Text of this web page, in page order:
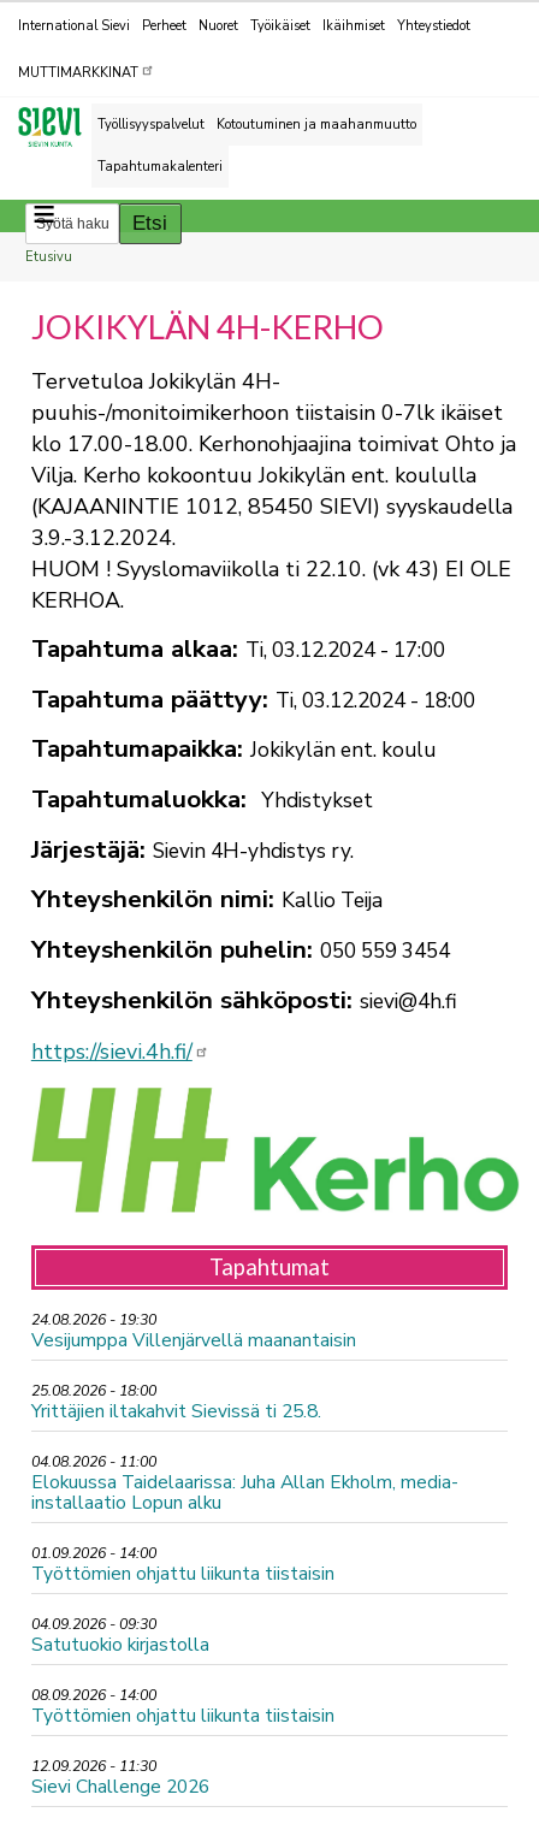
Kohderyhmät
International Sievi Perheet Nuoret Työikäiset Ikäihmiset Yhteystiedot
MUTTIMARKKINAT
Työllisyyspalvelut Kotoutuminen ja maahanmuutto
Tapahtumakalenteri
Breadcrumbs
You
here:
Etusivu
JOKIKYLÄN 4H-KERHO
Tervetuloa Jokikylän 4H-
puuhis-/monitoimikerhoon tiistaisin 0-7lk ikäiset
klo 17.00-18.00. Kerhonohjaajina toimivat Ohto ja
Vilja. Kerho kokoontuu Jokikylän ent. koululla
(KAJAANINTIE 1012, 85450 SIEVI) syyskaudella
3.9.-3.12.2024.
HUOM ! Syyslomaviikolla ti 22.10. (vk 43) EI OLE
KERHOA.
Tapahtuma alkaa Ti, 03.12.2024 - 17:00
Tapahtuma päättyy Ti, 03.12.2024 - 18:00
Tapahtumapaikka Jokikylän ent. koulu
Tapahtumaluokka Yhdistykset
Järjestäjä Sievin 4H-yhdistys ry.
Yhteyshenkilön nimi Kallio Teija
Yhteyshenkilön puhelin 050 559 3454
Yhteyshenkilön sähköposti sievi@4h.fi
https://sievi.4h.fi/
Tapahtumat
24.08.2026 - 19:30
Vesijumppa Villenjärvellä maanantaisin
25.08.2026 - 18:00
Yrittäjien iltakahvit Sievissä ti 25.8.
04.08.2026 - 11:00
Elokuussa Taidelaarissa: Juha Allan Ekholm, media-
installaatio Lopun alku
01.09.2026 - 14:00
Työttömien ohjattu liikunta tiistaisin
04.09.2026 - 09:30
Satutuokio kirjastolla
08.09.2026 - 14:00
Työttömien ohjattu liikunta tiistaisin
12.09.2026 - 11:30
Sievi Challenge 2026